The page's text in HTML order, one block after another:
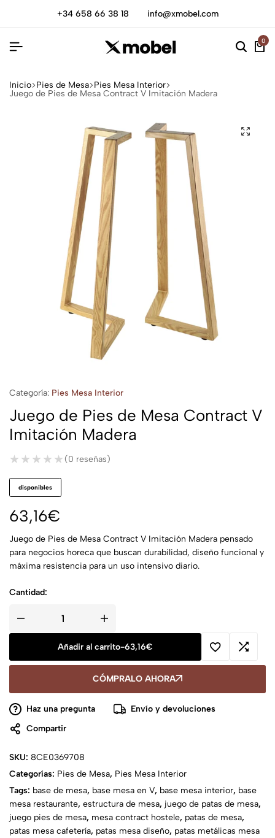
+34 658 66 38 18 info@xmobel.com
0
Inicio Pies de Mesa Pies Mesa Interior
Juego de Pies de Mesa Contract V Imitación Madera
Categoría: Pies Mesa Interior
Juego de Pies de Mesa Contract V
Imitación Madera
★★★★★
★★★★★ (0 reseñas)
disponibles
63,16€
Juego de Pies de Mesa Contract V Imitación Madera pensado
para negocios horeca que buscan durabilidad, diseño funcional y
máxima resistencia para un uso intensivo diario.
Cantidad:
Añadir al carrito-63,16€
CÓMPRALO AHORA
Haz una pregunta
Envío y devoluciones
Compartir
SKU: 8CE0369708
Categorías: Pies de Mesa, Pies Mesa Interior
Tags: base de mesa, base mesa en V, base mesa interior, base
mesa restaurante, estructura de mesa, juego de patas de mesa,
juego pies de mesa, mesa contract hostele, patas de mesa,
patas mesa cafetería, patas mesa diseño, patas metálicas mesa